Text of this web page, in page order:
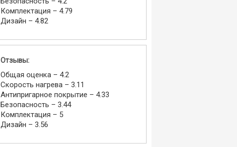
Комплектация – 4.79
Дизайн – 4.82
Отзывы:
Общая оценка – 4.2
Скорость нагрева – 3.11
Антипригарное покрытие – 4.33
Безопасность – 3.44
Комплектация – 5
Дизайн – 3.56